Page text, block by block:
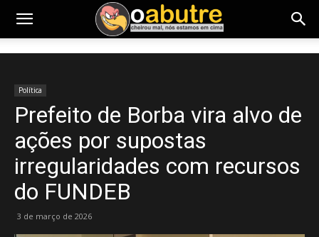
Política
Prefeito de Borba vira alvo de
ações por supostas
irregularidades com recursos
do FUNDEB
3 de março de 2026